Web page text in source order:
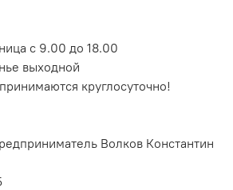
с 9.00 до 18.00
выходной
круглосуточно!
Волков Константин